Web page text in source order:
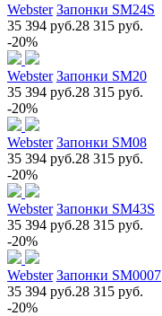
Webster Запонки SM24S
35 394 руб.28 315 руб.
-20%
Webster Запонки SM20
35 394 руб.28 315 руб.
-20%
Webster Запонки SM08
35 394 руб.28 315 руб.
-20%
Webster Запонки SM43S
35 394 руб.28 315 руб.
-20%
Webster Запонки SM0007
35 394 руб.28 315 руб.
-20%